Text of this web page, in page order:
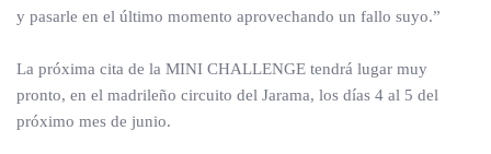
y pasarle en el último momento aprovechando un fallo suyo.”
La próxima cita de la MINI CHALLENGE tendrá lugar muy
pronto, en el madrileño circuito del Jarama, los días 4 al 5 del
próximo mes de junio.